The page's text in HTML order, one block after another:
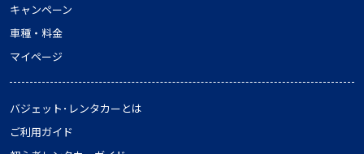
キャンペーン
車種・料金
マイページ
バジェット･レンタカーとは
ご利用ガイド